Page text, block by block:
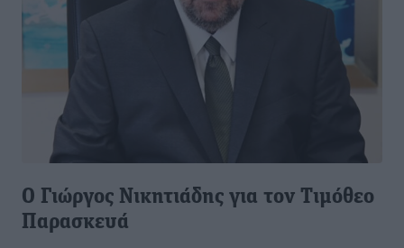
Ο Γιώργος Νικητιάδης για τον Τιμόθεο
Παρασκευά